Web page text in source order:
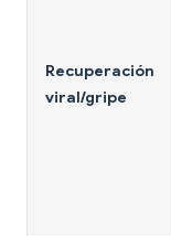
Recuperación
viral/gripe